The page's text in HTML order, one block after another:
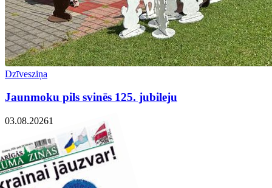
Dzīvesziņa
Jaunmoku pils svinēs 125. jubileju
03.08.20261